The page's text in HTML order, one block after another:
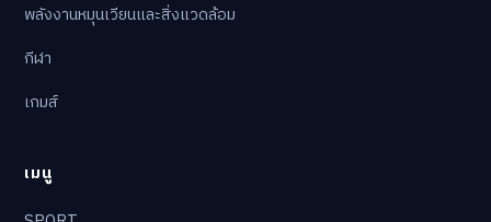
พลังงานหมุนเวียนและสิ่งแวดล้อม
กีฬา
เกมส์
เมนู